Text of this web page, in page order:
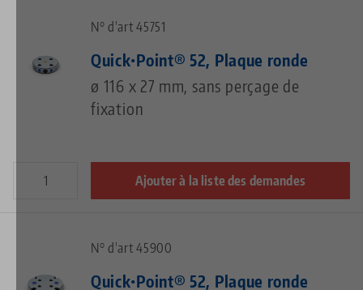
N° d'art 45751
Quick•Point® 52, Plaque ronde
ø 116 x 27 mm, sans perçage de
fixation
Ajouter à la liste des demandes
N° d'art 45900
Quick•Point® 52, Plaque ronde